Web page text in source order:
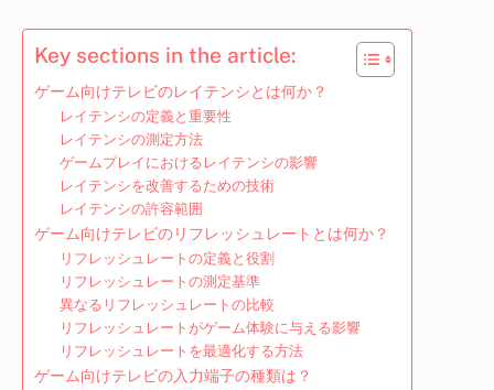
Key sections in the article:
ゲーム向けテレビのレイテンシとは何か？
レイテンシの定義と重要性
レイテンシの測定方法
ゲームプレイにおけるレイテンシの影響
レイテンシを改善するための技術
レイテンシの許容範囲
ゲーム向けテレビのリフレッシュレートとは何か？
リフレッシュレートの定義と役割
リフレッシュレートの測定基準
異なるリフレッシュレートの比較
リフレッシュレートがゲーム体験に与える影響
リフレッシュレートを最適化する方法
ゲーム向けテレビの入力端子の種類は？